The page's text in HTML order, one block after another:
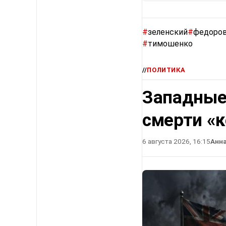
#зеленский#
#тимошенко
//ПОЛИТИКА
смерти
6 августа 2026, 16:15